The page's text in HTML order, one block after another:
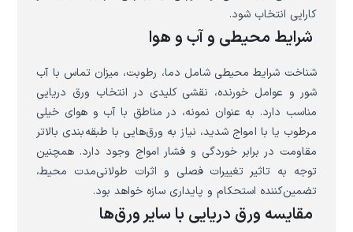
کارایی انتخاب شود.
شرایط محیطی و آب و هوا
شناخت شرایط محیطی شامل دما، رطوبت، میزان تماس با آب
شور و عوامل خورنده، نقشی کلیدی در انتخاب ورق دریایی
مناسب دارد. به عنوان نمونه، در مناطق با آب و هوای خیلی
مرطوب یا با امواج شدید، نیاز به ورق‌هایی با طبقه‌بندی بالاتر
مقاومت در برابر خوردگی و فشار امواج وجود دارد. همچنین
توجه به تاثیر تغییرات فصلی و اثرات طولانی‌مدت محیط،
تضمین‌کننده استحکام و پایداری سازه خواهد بود.
مقایسه ورق دریایی با سایر ورق‌ها